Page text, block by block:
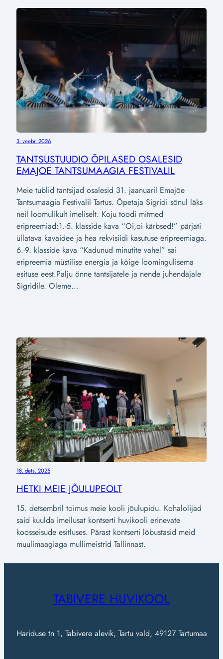
3. veebr. 2026
TANTSUSTUUDIO ÕPILASED OSALESID
EMAJOE TANTSUMAAGIA FESTIVALIL
Meie tublid tantsijad osalesid 31. jaanuaril Emajõe
Tantsumaagia Festivalil Tartus. Õpetaja Sigridi sõnul läks
neil loomulikult imeliselt. Koju toodi mitmed
eripreemiad:1.-5. klasside kava “Oi,oi kärbsed!” pärjati
üllatava kavaidee ja hea rekvisiidi kasutuse eripreemiaga.
6.-9. klasside kava “Kadunud minutite vahel” sai
eripreemia müstilise energia ja kõige loomingulisema
esituse eest.Palju õnne tantsijatele ja nende juhendajale
Sigridile. Oleme…
18. dets. 2025
HETKI MEIE JÕULUPEOLT
15. detsembril toimus meie kooli jõulupidu. Kohalolijad
said kuulda imeilusat kontserti huvikooli erinevate
koosseisude esitluses. Pärast kontserti lõbustasid meid
muulimaagiaga mullimeistrid Tallinnast.
TABIVERE HUVIKOOL
Hariduse tn 1, Tabivere alevik, Tartu vald, 49127 Tartumaa